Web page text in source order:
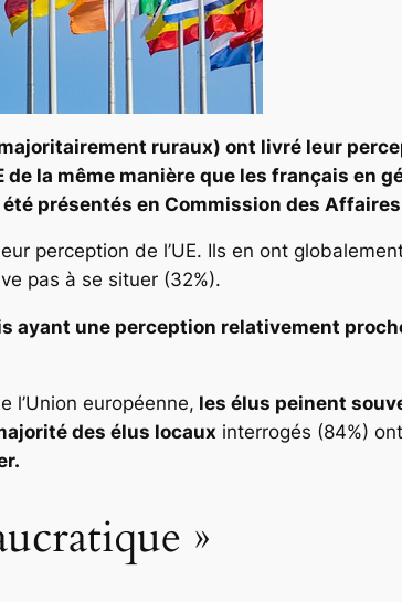
ruraux) ont livré leur
la même manière que les français en
présentés en Commission des
perception de l’UE. Ils en ont
pas à se situer (32%).
ayant une perception relativement
l’Union européenne, les élus peinent
des élus locaux interrogés (84%) ont
»